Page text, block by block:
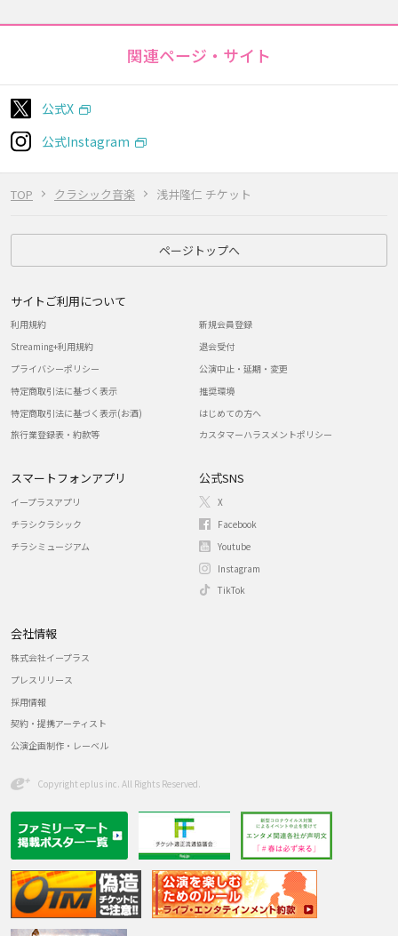
TOP クラシック音楽 浅井隆仁 チケット
関連ページ・サイト
公式X
公式Instagram
ページトップへ
サイトご利用について
利用規約
Streaming+利用規約
プライバシーポリシー
特定商取引法に基づく表示
特定商取引法に基づく表示(お酒)
旅行業登録表・約款等
新規会員登録
退会受付
公演中止・延期・変更
推奨環境
はじめての方へ
カスタマーハラスメントポリシー
スマートフォンアプリ
イープラスアプリ
チラシクラシック
チラシミュージアム
公式SNS
X
Facebook
Youtube
Instagram
TikTok
会社情報
株式会社イープラス
プレスリリース
採用情報
契約・提携アーティスト
公演企画制作・レーベル
Copyright eplus inc. All Rights Reserved.